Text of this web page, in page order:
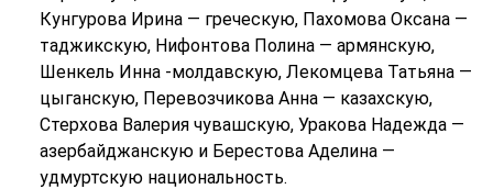
Кунгурова Ирина — греческую, Пахомова Оксана —
таджикскую, Нифонтова Полина — армянскую,
Шенкель Инна -молдавскую, Лекомцева Татьяна —
цыганскую, Перевозчикова Анна — казахскую,
Стерхова Валерия чувашскую, Уракова Надежда —
азербайджанскую и Берестова Аделина —
удмуртскую национальность.